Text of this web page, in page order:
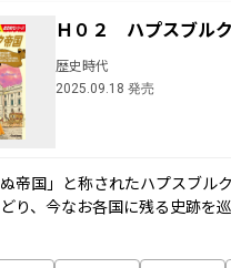
Ｈ０２ ハプスブル
歴史時代
2025.09.18 発売
ぬ帝国」と称されたハプスブル
り、今なお各国に残る史跡を